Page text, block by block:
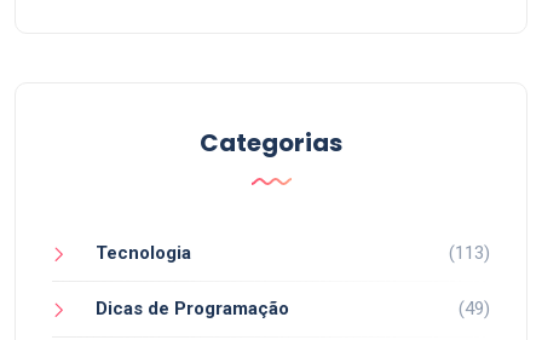
Categorias
Tecnologia (113)
Dicas de Programação (49)